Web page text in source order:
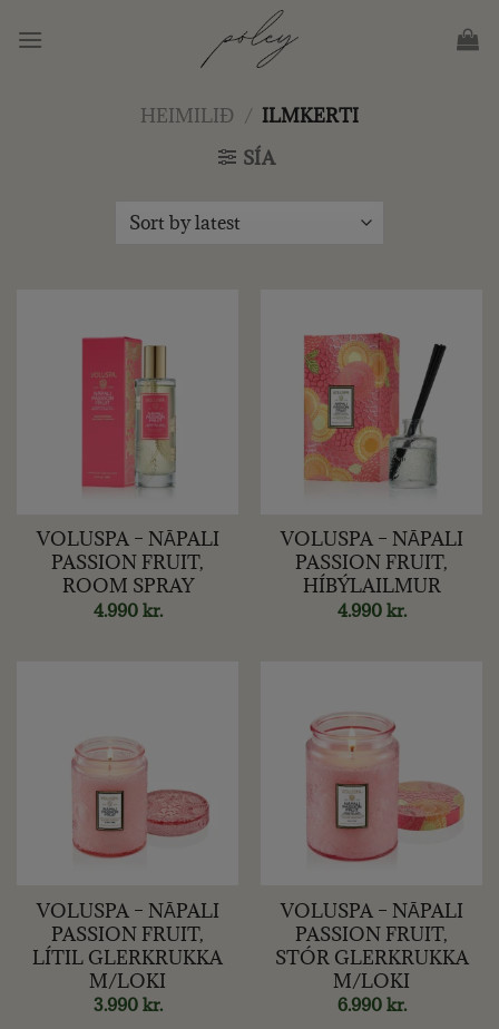
HEIMILIÐ / ILMKERTI
SÍA
VOLUSPA – NĀPALI
PASSION FRUIT,
ROOM SPRAY
4.990 kr.
VOLUSPA – NĀPALI
PASSION FRUIT,
HÍBÝLAILMUR
4.990 kr.
VOLUSPA – NĀPALI
PASSION FRUIT,
LÍTIL GLERKRUKKA
M/LOKI
3.990 kr.
VOLUSPA – NĀPALI
PASSION FRUIT,
STÓR GLERKRUKKA
M/LOKI
6.990 kr.